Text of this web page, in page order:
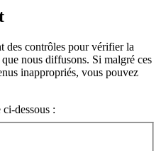
des contrôles pour vérifier la
nous diffusons. Si malgré ces
inappropriés, vous pouvez
dessous :